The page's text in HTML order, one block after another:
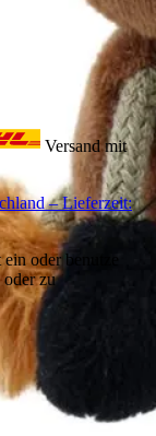
Versand mit
– Lieferzeit:
oder benutze
zu